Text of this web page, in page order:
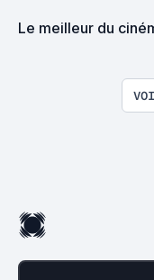
Le meilleur du